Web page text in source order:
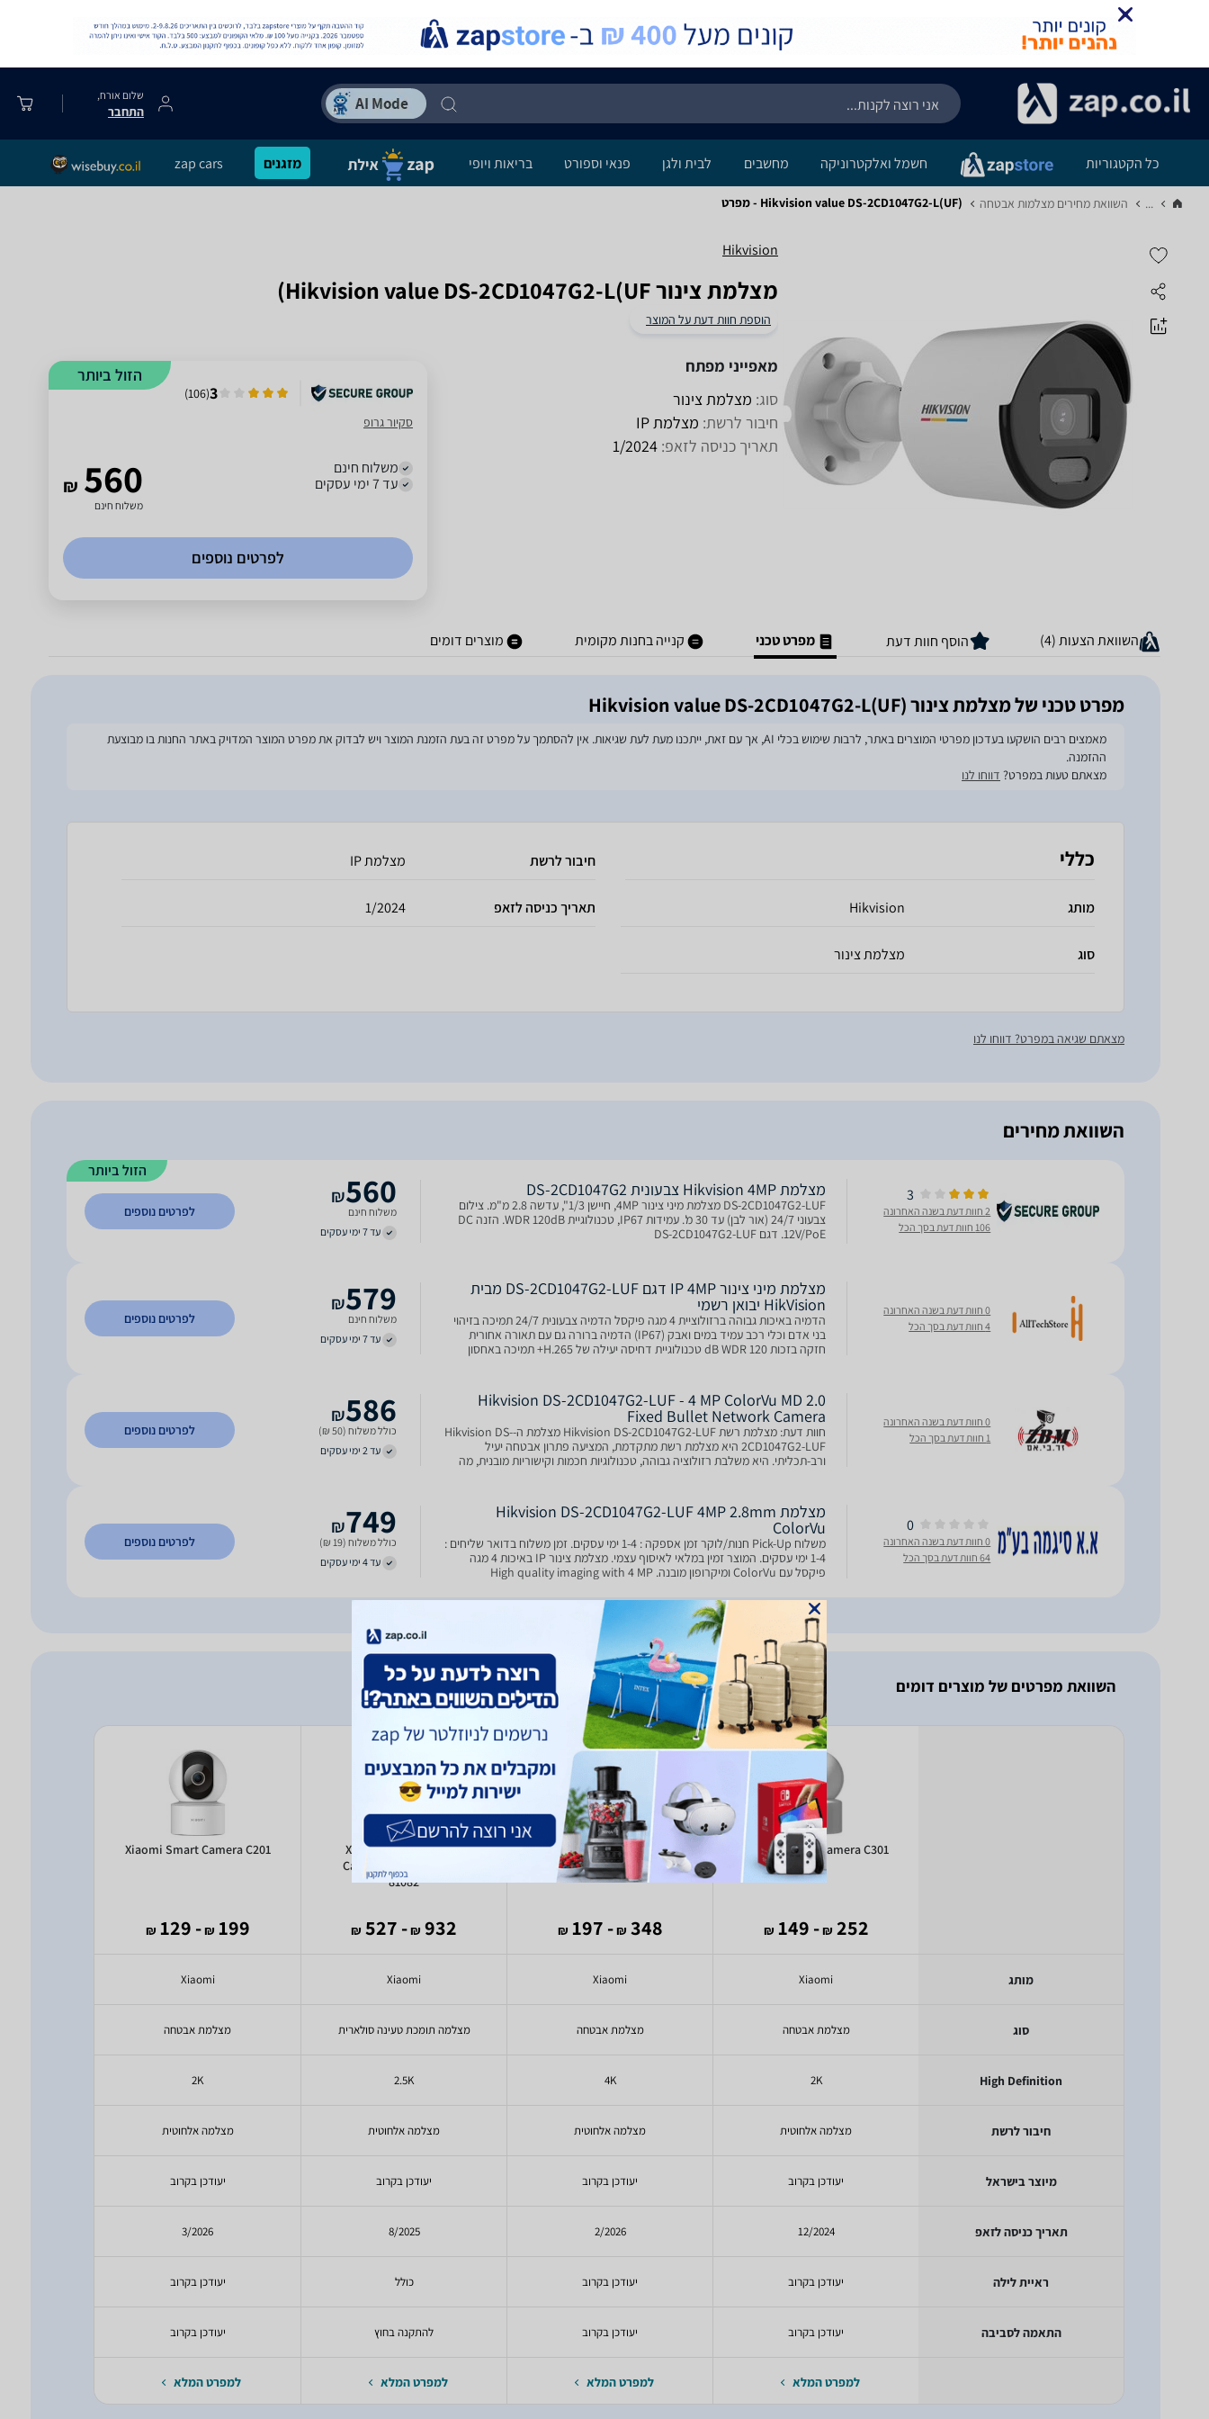
שלום אורח,
התחבר
כל הקטגוריות חשמל ואלקטרוניקה מחשבים לבית ולגן פנאי וספורט בריאות ויופי מזגנים zap cars
... השוואת מחירים מצלמות אבטחה‏ Hikvision value DS-2CD1047G2-L(UF) - מפרט
Hikvision
‏מצלמת צינור Hikvision value DS-2CD1047G2-L(UF)
הוספת חוות דעת על המוצר
מאפייני מפתח
סוג: מצלמת צינור
חיבור לרשת: מצלמת IP
תאריך כניסה לזאפ: 1/2024
הזול ביותר
3
(
106
)
סקיור גרופ
משלוח חינם
עד 7 ימי עסקים
₪ 560
משלוח חינם
לפרטים נוספים
השוואת הצעות (4) הוסף חוות דעת מפרט טכני קנייה בחנות מקומית מוצרים דומים
מפרט טכני של ‏מצלמת צינור Hikvision value DS-2CD1047G2-L(UF)
מאמצים רבים הושקעו בעדכון מפרטי המוצרים באתר, לרבות שימוש בכלי AI, אך עם זאת, ייתכנו מעת לעת שגיאות. אין להסתמך על מפרט זה בעת הזמנת המוצר ויש לבדוק את מפרט המוצר המדויק באתר החנות בו מבוצעת
ההזמנה.
מצאתם טעות במפרט? דווחו לנו
כללי
מותג Hikvision
סוג מצלמת צינור
חיבור לרשת מצלמת IP
תאריך כניסה לזאפ 1/2024
מצאתם שגיאה במפרט? דווחו לנו
השוואת מחירים
הזול ביותר
3
2 חוות דעת בשנה האחרונה
106 חוות דעת בסך הכל
מצלמת Hikvision 4MP צבעונית DS-2CD1047G2
DS-2CD1047G2-LUF מצלמת מיני צינור 4MP, חיישן 1/3", עדשה 2.8 מ"מ. צילום
צבעוני 24/7 (אור לבן) עד 30 מ'. עמידות IP67, טכנולוגיית WDR 120dB. הזנה DC
12V/PoE. דגם DS-2CD1047G2-LUF
560
₪
משלוח חינם
עד 7 ימי עסקים
לפרטים נוספים
0 חוות דעת בשנה האחרונה
4 חוות דעת בסך הכל
מצלמת מיני צינור IP 4MP דגם DS-2CD1047G2-LUF מבית
HikVision יבואן רשמי
הדמיה באיכות גבוהה ברזולוציית 4 מגה פיקסל הדמיה צבעונית 24/7 תמיכה בזיהוי
בני אדם וכלי רכב עמיד במים ואבק (IP67) הדמיה ברורה גם עם תאורה אחורית
חזקה בזכות 120 dB WDR טכנולוגיית דחיסה יעילה של H.265+ תמיכה באחסון
579
₪
משלוח חינם
עד 7 ימי עסקים
לפרטים נוספים
0 חוות דעת בשנה האחרונה
1 חוות דעת בסך הכל
Hikvision DS-2CD1047G2-LUF - 4 MP ColorVu MD 2.0
Fixed Bullet Network Camera
חוות דעת: מצלמת רשת Hikvision DS-2CD1047G2-LUF מצלמת ה-Hikvision DS-
2CD1047G2-LUF היא מצלמת רשת מתקדמת, המציעה פתרון אבטחה יעיל
ורב-תכליתי. היא משלבת רזולוציה גבוהה, טכנולוגיות חכמות וקישוריות מובנית, מה
586
₪
כולל משלוח (50 ₪)
עד 2 ימי עסקים
לפרטים נוספים
0
0 חוות דעת בשנה האחרונה
64 חוות דעת בסך הכל
מצלמת Hikvision DS-2CD1047G2-LUF 4MP 2.8mm
ColorVu
משלוח Pick-Up חנות/לוקר זמן אספקה : 1-4 ימי עסקים. זמן משלוח בדואר שליחים :
1-4 ימי עסקים. המוצר זמין במלאי לאיסוף עצמי. מצלמת צינור IP באיכות 4 מגה
פיקסל עם ColorVu ומיקרופון מובנה. High quality imaging with 4 MP
749
₪
כולל משלוח (19 ₪)
עד 4 ימי עסקים
לפרטים נוספים
השוואת מפרטים של מוצרים דומים
מותג
סוג
High Definition
חיבור לרשת
מיוצר בישראל
תאריך כניסה לזאפ
ראיית לילה
התאמה לסביבה
Xiaomi Smart Camera C301
2K
252
₪
- 149
₪
Xiaomi
מצלמת אבטחה
2K
מצלמה אלחוטית
יעודכן בקרוב
12/2024
יעודכן בקרוב
יעודכן בקרוב
למפרט המלא
Xiaomi Smart Camera C701
348
₪
- 197
₪
Xiaomi
מצלמת אבטחה
4K
מצלמה אלחוטית
יעודכן בקרוב
2/2026
יעודכן בקרוב
יעודכן בקרוב
למפרט המלא
Xiaomi Solar Outdoor
Camera BW400 Pro Set
81082
932
₪
- 527
₪
Xiaomi
מצלמה תומכת טעינה סולארית
2.5K
מצלמה אלחוטית
יעודכן בקרוב
8/2025
כולל
להתקנה בחוץ
למפרט המלא
Xiaomi Smart Camera C201
199
₪
- 129
₪
Xiaomi
מצלמת אבטחה
2K
מצלמה אלחוטית
יעודכן בקרוב
3/2026
יעודכן בקרוב
יעודכן בקרוב
למפרט המלא